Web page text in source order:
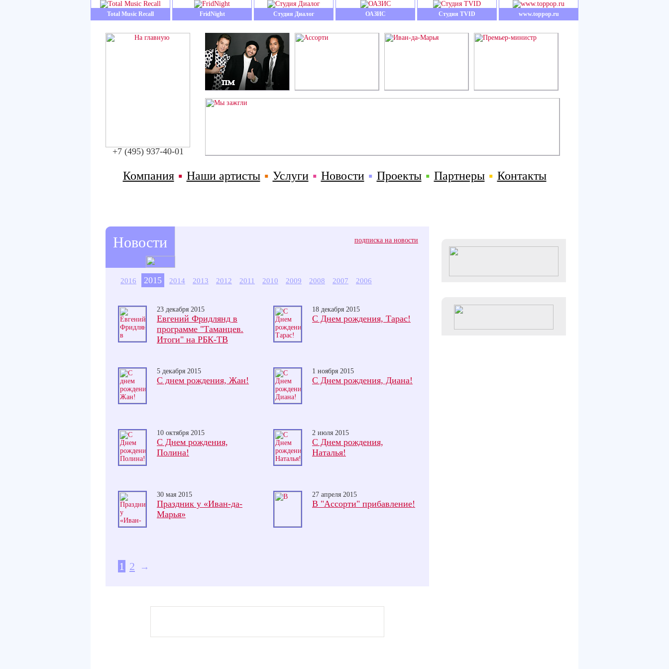
Total Music Recall FridNight Студия Диалог ОАЗИС Студия TVID www.toppop.ru
+7 (495) 937-40-01
Компания ▪ Наши артисты ▪ Услуги ▪ Новости ▪ Проекты ▪ Партнеры ▪ Контакты
подписка на новости
Новости
2016 2015 2014 2013 2012 2011 2010 2009 2008 2007 2006
23 декабря 2015
Евгений Фридлянд в
программе "Таманцев.
Итоги" на РБК-ТВ
18 декабря 2015
С Днем рождения, Тарас!
5 декабря 2015
С днем рождения, Жан!
1 ноября 2015
С Днем рождения, Диана!
10 октября 2015
С Днем рождения,
Полина!
2 июля 2015
С Днем рождения,
Наталья!
30 мая 2015
Праздник у «Иван-да-
Марья»
27 апреля 2015
В "Ассорти" прибавление!
1 2 →